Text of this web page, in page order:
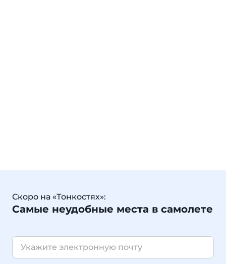
Скоро на «Тонкостях»:
Самые неудобные места в самолете